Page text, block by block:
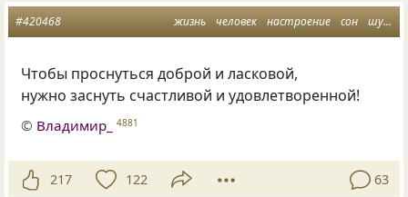
жизнь человек настроение сон шутка
#420468
Чтобы проснуться доброй и ласковой,
нужно заснуть счастливой и удовлетворенной!
© Владимир_ 4881
217 122 63